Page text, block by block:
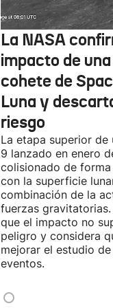
La NASA
impacto de
cohete de
Luna y
riesgo
La etapa superior de
9 lanzado en enero
colisionado de
con la superficie
combinación de la
fuerzas gravitatorias.
que el impacto no
peligro y considera
mejorar el estudio
eventos.